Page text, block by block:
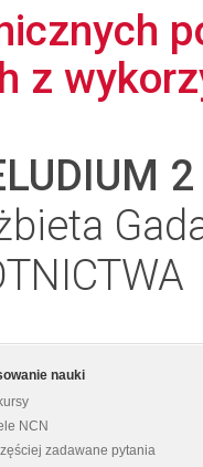
z
2
nauki
NCN
zadawane pytania